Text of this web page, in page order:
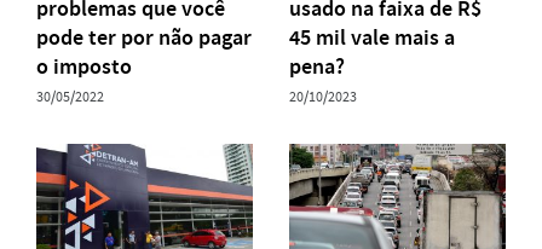
problemas que você
pode ter por não pagar
o imposto
30/05/2022
usado na faixa de R$
45 mil vale mais a
pena?
20/10/2023